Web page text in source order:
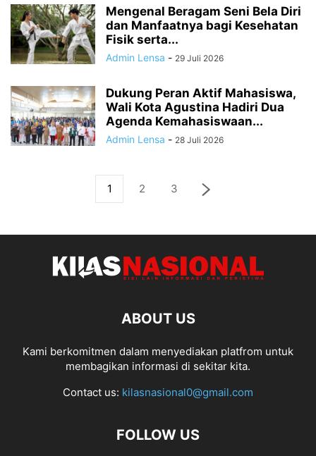
Mengenal Beragam Seni Bela Diri
dan Manfaatnya bagi Kesehatan
Fisik serta...
Admin Lensa - 29 Juli 2026
Dukung Peran Aktif Mahasiswa,
Wali Kota Agustina Hadiri Dua
Agenda Kemahasiswaan...
Admin Lensa - 28 Juli 2026
1 2 3
ABOUT US
Kami berkomitmen dalam menyediakan platfrom untuk
membagikan informasi di sekitar kita.
Contact us: kilasnasional0@gmail.com
FOLLOW US